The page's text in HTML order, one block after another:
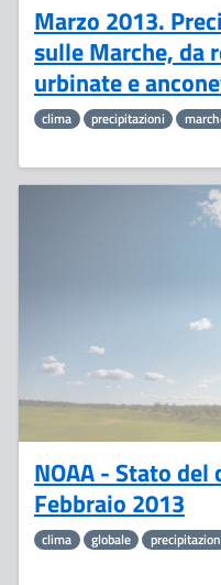
Marzo 2013.
sulle Marche, da
urbinate e
clima precipitazioni
NOAA - Stato
Febbraio 2013
clima globale